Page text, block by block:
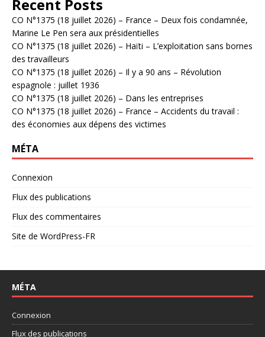
Recent Posts
CO N°1375 (18 juillet 2026) – France – Deux fois condamnée,
Marine Le Pen sera aux présidentielles
CO N°1375 (18 juillet 2026) – Haïti – L’exploitation sans bornes
des travailleurs
CO N°1375 (18 juillet 2026) – Il y a 90 ans – Révolution
espagnole : juillet 1936
CO N°1375 (18 juillet 2026) – Dans les entreprises
CO N°1375 (18 juillet 2026) – France – Accidents du travail :
des économies aux dépens des victimes
MÉTA
Connexion
Flux des publications
Flux des commentaires
Site de WordPress-FR
MÉTA
Connexion
Flux des publications